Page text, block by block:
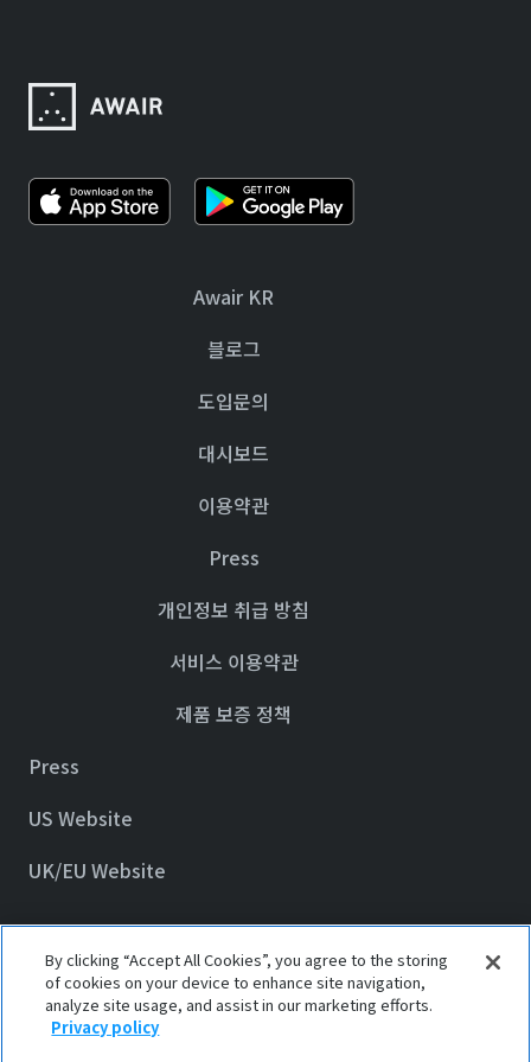
Awair KR
블로그
도입문의
대시보드
이용약관
Press
개인정보 취급 방침
서비스 이용약관
제품 보증 정책
Press
US Website
UK/EU Website
© 2023 Awair Inc.
Privacy
By clicking “Accept All Cookies”, you agree to the storing
of cookies on your device to enhance site navigation,
analyze site usage, and assist in our marketing efforts.
Privacy policy